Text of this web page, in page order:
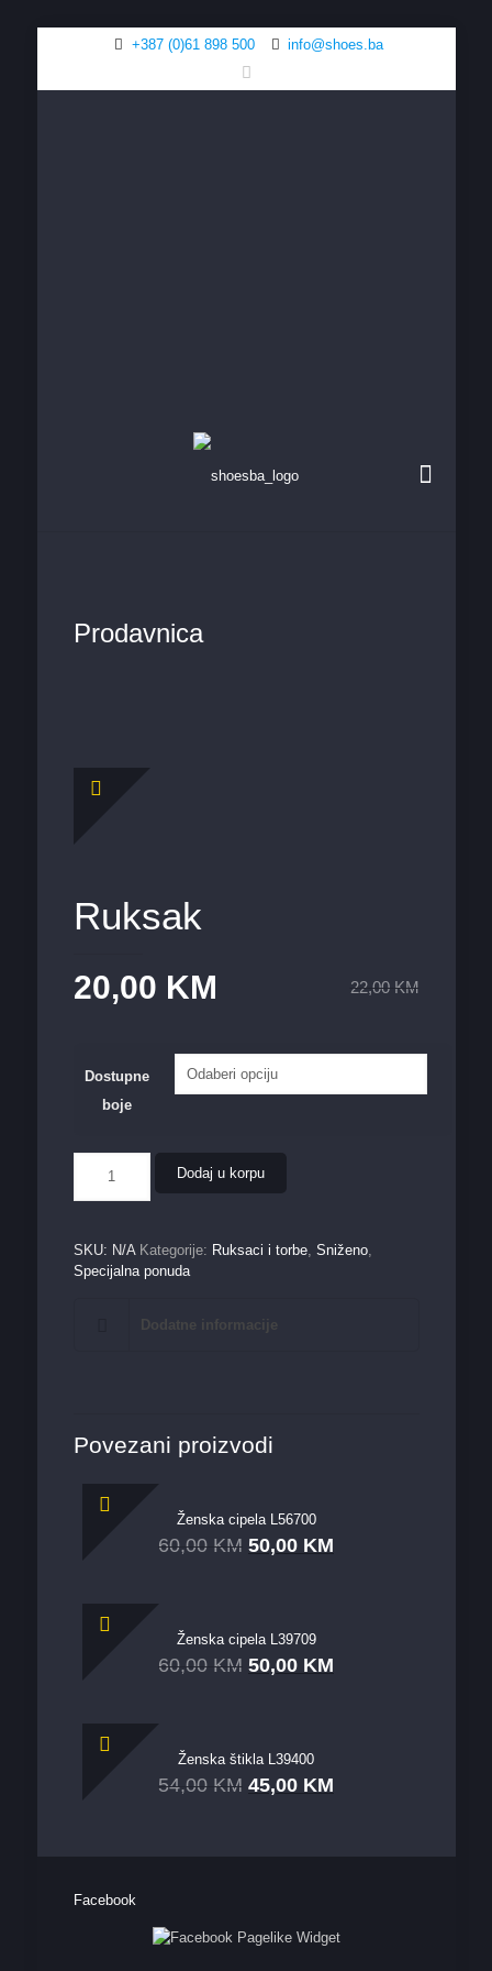
+387 (0)61 898 500 info@shoes.ba
Prodavnica
Ruksak
22,00 KM
20,00 KM
Dostupne
boje
količina
Dodaj u korpu
SKU: N/A Kategorije: Ruksaci i torbe, Sniženo,
Specijalna ponuda
Dodatne informacije
Povezani proizvodi
Ženska cipela L56700
60,00 KM 50,00 KM
Ženska cipela L39709
60,00 KM 50,00 KM
Ženska štikla L39400
54,00 KM 45,00 KM
Facebook